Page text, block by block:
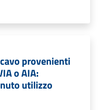
provenienti
o AIA:
utilizzo